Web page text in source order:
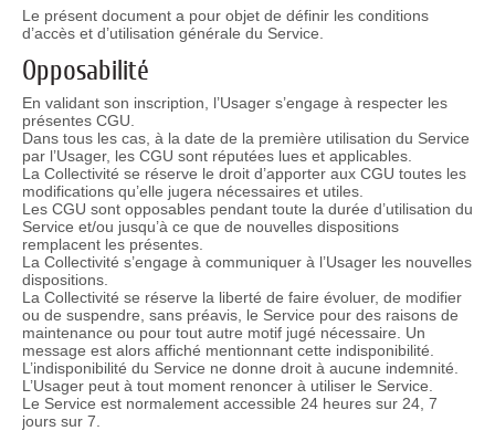
Le présent document a pour objet de définir les conditions
d’accès et d’utilisation générale du Service.
Opposabilité
En validant son inscription, l’Usager s’engage à respecter les
présentes CGU.
Dans tous les cas, à la date de la première utilisation du Service
par l’Usager, les CGU sont réputées lues et applicables.
La Collectivité se réserve le droit d’apporter aux CGU toutes les
modifications qu’elle jugera nécessaires et utiles.
Les CGU sont opposables pendant toute la durée d’utilisation du
Service et/ou jusqu’à ce que de nouvelles dispositions
remplacent les présentes.
La Collectivité s’engage à communiquer à l’Usager les nouvelles
dispositions.
La Collectivité se réserve la liberté de faire évoluer, de modifier
ou de suspendre, sans préavis, le Service pour des raisons de
maintenance ou pour tout autre motif jugé nécessaire. Un
message est alors affiché mentionnant cette indisponibilité.
L’indisponibilité du Service ne donne droit à aucune indemnité.
L’Usager peut à tout moment renoncer à utiliser le Service.
Le Service est normalement accessible 24 heures sur 24, 7
jours sur 7.